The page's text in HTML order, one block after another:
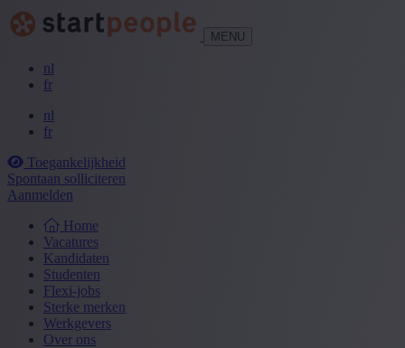
MENU
nl
fr
nl
fr
Toegankelijkheid
Spontaan solliciteren
Aanmelden
Home
Vacatures
Kandidaten
Studenten
Flexi-jobs
Sterke merken
Werkgevers
Over ons